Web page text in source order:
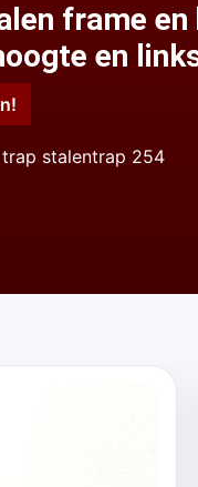
frame
en
stalentrap 254